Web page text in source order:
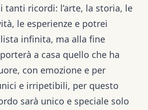
tanti ricordi: l’arte, la storia, le
le esperienze e potrei
infinita, ma alla fine
a casa quello che ha
con emozione e per
e irripetibili, per questo
sarà unico e speciale solo